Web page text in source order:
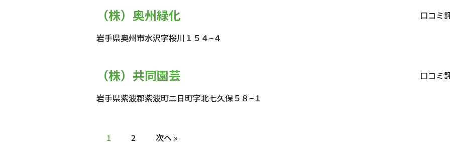
（株）奥州緑化 口コミ
岩手県奥州市水沢字桜川１５４−４
（株）共同園芸 口コミ
岩手県紫波郡紫波町二日町字北七久保５８−１
1 2 次へ »